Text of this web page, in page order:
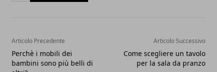
Articolo Precedente
Perchè i mobili dei
bambini sono più belli di
Articolo Successivo
Come scegliere un tavolo
per la sala da pranzo